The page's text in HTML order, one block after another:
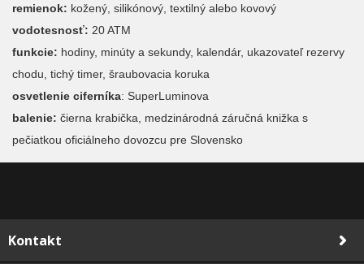
remienok: kožený, silikónový, textilný alebo kovový
vodotesnosť: 20 ATM
funkcie: hodiny, minúty a sekundy, kalendár, ukazovateľ rezervy
chodu, tichý timer, šraubovacia koruka
osvetlenie ciferníka: SuperLuminova
balenie: čierna krabička, medzinárodná záručná knižka s
pečiatkou oficiálneho dovozcu pre Slovensko
Kontakt